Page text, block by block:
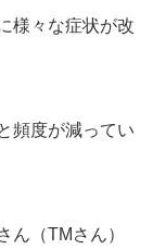
様々な症状が改
頻度が減ってい
ん（TMさん）